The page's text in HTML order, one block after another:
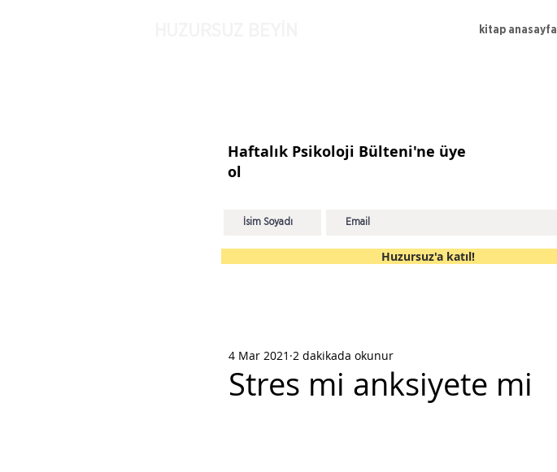
kitap anasayfa
Haftalık Psikoloji Bülteni'ne üye
ol
Huzursuz'a katıl!
Stres mi anksiyete mi
4 Mar 2021 2 dakikada okunur